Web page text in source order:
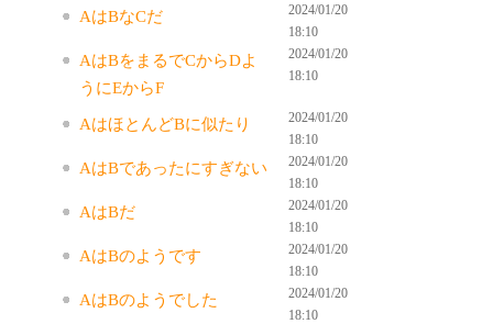
AはBなCだ
2024/01/20
18:10
AはBをまるでCからDよ
うにEからF
2024/01/20
18:10
AはほとんどBに似たり
2024/01/20
18:10
AはBであったにすぎない
2024/01/20
18:10
AはBだ
2024/01/20
18:10
AはBのようです
2024/01/20
18:10
AはBのようでした
2024/01/20
18:10